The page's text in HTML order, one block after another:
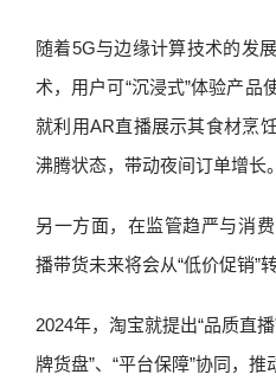
随着5G与边缘计算技术的发
术，用户可“沉浸式”体验产品
就利用AR直播展示其食材烹
沸腾状态，带动夜间订单增长。
另一方面，在监管趋严与消
播带货未来将会从“低价促销”转
2024年，淘宝就提出“品质直
牌货盘”、“平台保障”协同，推